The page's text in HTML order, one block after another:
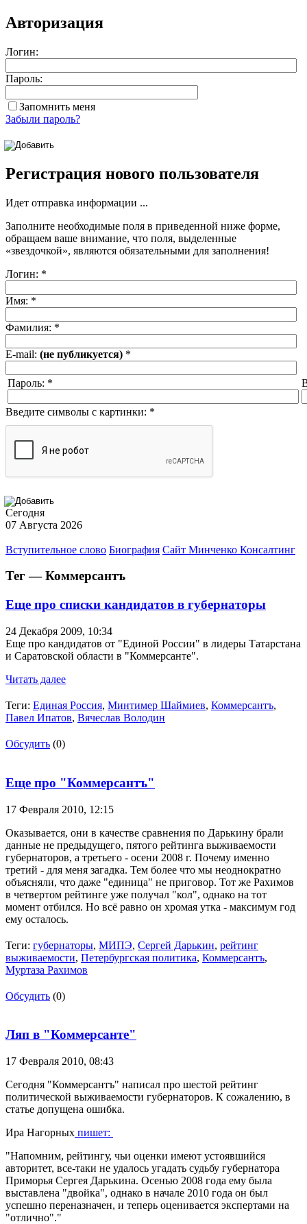
Авторизация
Логин:
Пароль:
Запомнить меня
Забыли пароль?
Регистрация нового пользователя
Идет отправка информации ...
Заполните необходимые поля в приведенной ниже форме,
обращаем ваше внимание, что поля, выделенные
«звездочкой», являются обязательными для заполнения!
Логин: *
Имя: *
Фамилия: *
E-mail: (не публикуется) *
Пароль: *
Введите символы с картинки: *
Сегодня
07 Августа 2026
Вступительное слово Биография Сайт Минченко Консалтинг
Тег — Коммерсантъ
Еще про списки кандидатов в губернаторы
24 Декабря 2009, 10:34
Еще про кандидатов от "Единой России" в лидеры Татарстана
и Саратовской области в "Коммерсанте".
Читать далее
Теги: Единая Россия, Минтимер Шаймиев, Коммерсантъ,
Павел Ипатов, Вячеслав Володин
Обсудить (0)
Еще про "Коммерсантъ"
17 Февраля 2010, 12:15
Оказывается, они в качестве сравнения по Дарькину брали
данные не предыдущего, пятого рейтинга выживаемости
губернаторов, а третьего - осени 2008 г. Почему именно
третий - для меня загадка. Тем более что мы неоднократно
объясняли, что даже "единица" не приговор. Тот же Рахимов
в четвертом рейтинге уже получал "кол", однако на тот
момент отбился. Но всё равно он хромая утка - максимум год
ему осталось.
Теги: губернаторы, МИПЭ, Сергей Дарькин, рейтинг
выживаемости, Петербургская политика, Коммерсантъ,
Муртаза Рахимов
Обсудить (0)
Ляп в "Коммерсанте"
17 Февраля 2010, 08:43
Сегодня "Коммерсантъ" написал про шестой рейтинг
политической выживаемости губернаторов. К сожалению, в
статье допущена ошибка.
Ира Нагорных пишет:
"Напомним, рейтингу, чьи оценки имеют устоявшийся
авторитет, все-таки не удалось угадать судьбу губернатора
Приморья Сергея Дарькина. Осенью 2008 года ему была
выставлена "двойка", однако в начале 2010 года он был
успешно переназначен, и теперь оценивается экспертами на
"отлично"."